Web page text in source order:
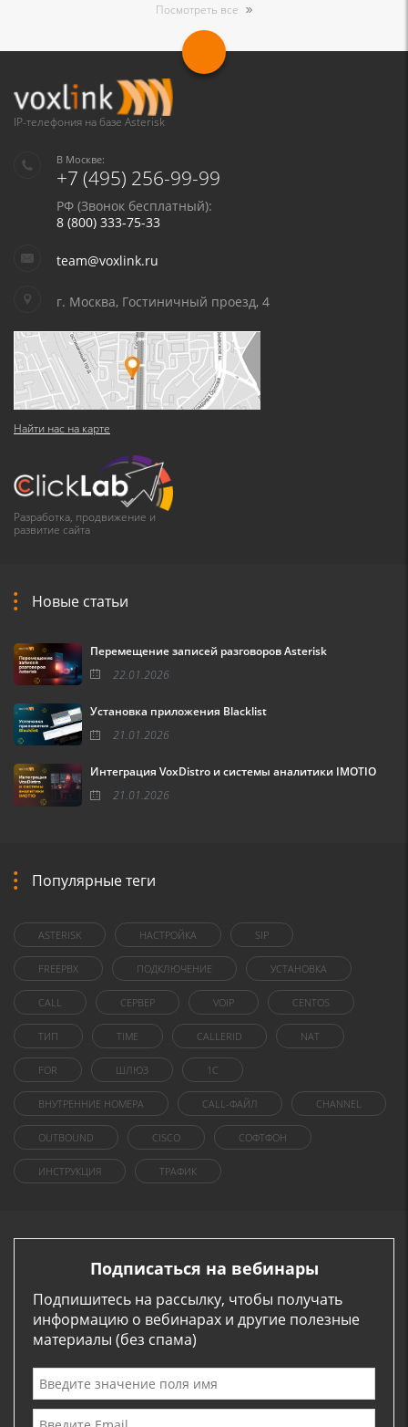
Посмотреть все
IP-телефония на базе Asterisk
В Москве:
+7 (495) 256-99-99
РФ (Звонок бесплатный):
8 (800) 333-75-33
team@voxlink.ru
г. Москва, Гостиничный проезд, 4
Найти нас на карте
Разработка, продвижение и
развитие сайта
Новые статьи
Перемещение записей разговоров Asterisk
22.01.2026
Установка приложения Blacklist
21.01.2026
Интеграция VoxDistro и системы аналитики IMOTIO
21.01.2026
Популярные теги
ASTERISK НАСТРОЙКА SIP
FREEPBX ПОДКЛЮЧЕНИЕ УСТАНОВКА
CALL СЕРВЕР VOIP CENTOS
ТИП TIME CALLERID NAT
FOR ШЛЮЗ 1C
ВНУТРЕННИЕ НОМЕРА CALL-ФАЙЛ CHANNEL
OUTBOUND CISCO СОФТФОН
ИНСТРУКЦИЯ ТРАФИК
Подписаться на вебинары
Подпишитесь на рассылку, чтобы получать
информацию о вебинарах и другие полезные
материалы (без спама)